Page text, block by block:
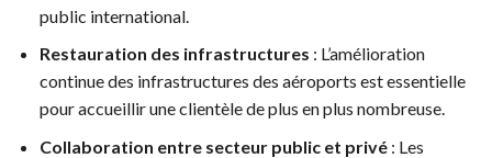
public international.
Restauration des infrastructures : L’amélioration
continue des infrastructures des aéroports est essentielle
pour accueillir une clientèle de plus en plus nombreuse.
Collaboration entre secteur public et privé: Les